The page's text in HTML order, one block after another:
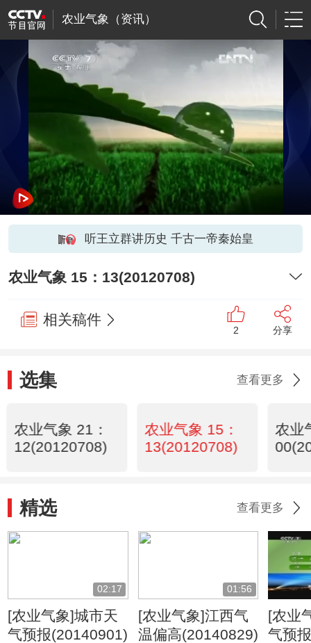
农业气象（资讯）
听王立群讲历史 千古一帝秦始皇
农业气象 15：13(20120708)
相关稿件
2 分享
选集 查看更多
农业气象 21：
12(20120708)
农业气象 15：
13(20120708)
农业
精选 查看更多
02:17
[农业气象]城市天
气预报(20140901)
01:56
[农业气象]江西气
温偏高(20140829)
[农业
气预